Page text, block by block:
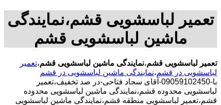
تعمیر لباسشویی قشم،نمایندگی
ماشین لباسشویی قشم
تعمیر لباسشویی قشم،نمایندگی ماشین لباسشویی قشم،تعمیر
لباسشویی در قشم،نمایندگی ماشین لباسشویی در قشم
با-09059102450-آقای سجاد فتاحی-در صد تخفیف،تعمیر
لباسشویی محدوده قشم،نمایندگی ماشین لباسشویی محدوده
قشم،تعمیر لباسشویی منطقه قشم،نمایندگی ماشین لباسشویی